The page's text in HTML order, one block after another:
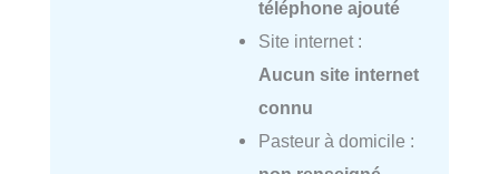
téléphone ajouté
Site internet :
Aucun site internet
connu
Pasteur à domicile :